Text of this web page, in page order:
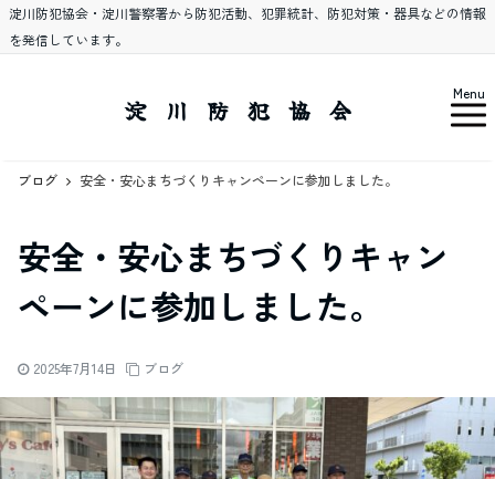
淀川防犯協会・淀川警察署から防犯活動、犯罪統計、防犯対策・器具などの情報
を発信しています。
淀川防犯協会
Menu
ブログ 安全・安心まちづくりキャンペーンに参加しました。
安全・安心まちづくりキャン
ペーンに参加しました。
2025年7月14日 ブログ